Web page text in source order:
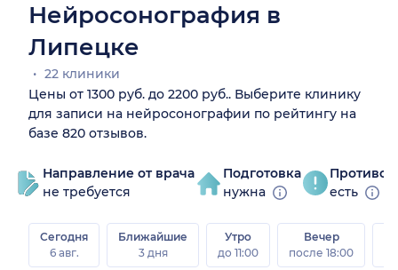
Нейросонография в
Липецке
22 клиники
Цены от 1300 руб. до 2200 руб.. Выберите клинику
для записи на нейросонографии по рейтингу на
базе 820 отзывов.
Направление от врача
не требуется
Подготовка
нужна
есть
Сегодня
6 авг.
Ближайшие
3 дня
Утро
до 11:00
Вечер
после 18:00